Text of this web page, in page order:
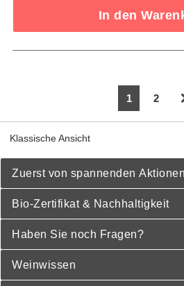
In den
1 2
Klassische Ansicht
Zuerst von spannenden
Bio-Zertifikat & Nachhaltigkeit
Haben Sie noch Fragen?
Weinwissen